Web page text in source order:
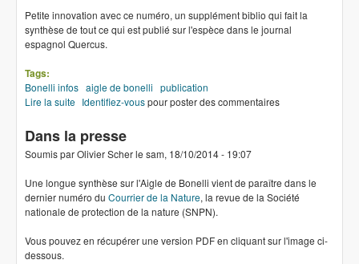
Petite innovation avec ce numéro, un supplément biblio qui fait la
synthèse de tout ce qui est publié sur l'espèce dans le journal
espagnol Quercus.
Tags:
Bonelli infos aigle de bonelli publication
Lire la suite de Bonelli infos 19
Identifiez-vouspour poster des commentaires
Dans la presse
Soumis parOlivier Scherle sam, 18/10/2014 - 19:07
Une longue synthèse sur l'Aigle de Bonelli vient de paraître dans le
dernier numéro du Courrier de la Nature, la revue de la Société
nationale de protection de la nature (SNPN).
Vous pouvez en récupérer une version PDF en cliquant sur l'image ci-
dessous.